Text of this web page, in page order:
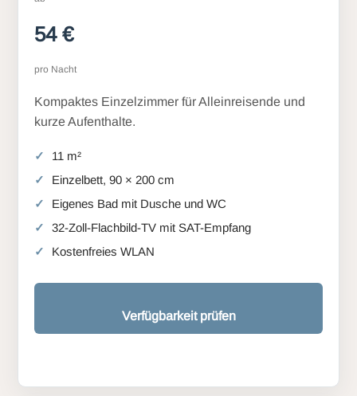
54 €
pro Nacht
Kompaktes Einzelzimmer für Alleinreisende und
kurze Aufenthalte.
11 m²
Einzelbett, 90 × 200 cm
Eigenes Bad mit Dusche und WC
32-Zoll-Flachbild-TV mit SAT-Empfang
Kostenfreies WLAN
Verfügbarkeit prüfen